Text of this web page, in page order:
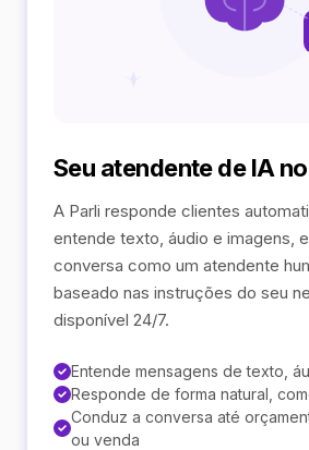
Seu atendente de IA
A Parli responde clientes
entende texto, áudio e imagens,
conversa como um atendente
baseado nas instruções do seu
disponível 24/7.
Entende mensagens de texto,
Responde de forma natural,
Conduz a conversa até
ou venda